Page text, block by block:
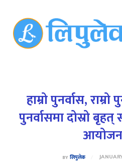
हाम्रो पुनर्वास,
पुनर्वासमा दोस्रो
BY लिपुलेक